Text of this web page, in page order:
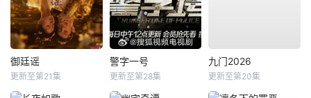
御廷谣
更新至第21集
警字一号
更新至第28集
九门2026
更新至第20集